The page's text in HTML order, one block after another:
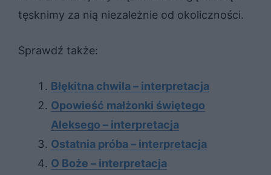
tęsknimy za nią niezależnie od okoliczności.
Sprawdź także:
Błękitna chwila – interpretacja
Opowieść małżonki świętego
Aleksego – interpretacja
Ostatnia próba – interpretacja
O Boże – interpretacja